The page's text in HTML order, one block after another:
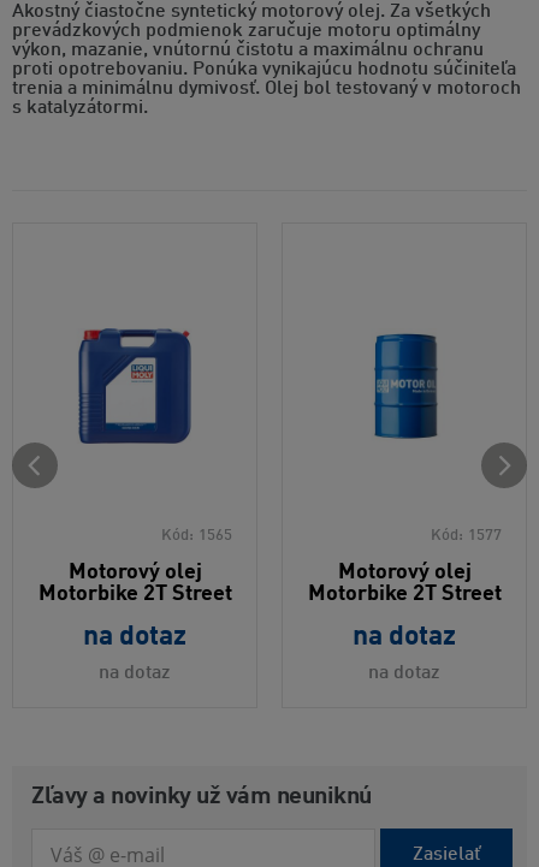
Akostný čiastočne syntetický motorový olej. Za všetkých
prevádzkových podmienok zaručuje motoru optimálny
výkon, mazanie, vnútornú čistotu a maximálnu ochranu
proti opotrebovaniu. Ponúka vynikajúcu hodnotu súčiniteľa
trenia a minimálnu dymivosť. Olej bol testovaný v motoroch
s katalyzátormi.
Kód: 1565
Motorový olej
Motorbike 2T Street
na dotaz
na dotaz
Kód: 1577
Motorový olej
Motorbike 2T Street
na dotaz
na dotaz
Zľavy a novinky už vám neuniknú
Zasielať